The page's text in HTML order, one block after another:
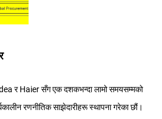
र Haier सँग एक दशकभन्दा लामो समयसम्मको
रणनीतिक साझेदारीहरू स्थापना गरेका छौं।